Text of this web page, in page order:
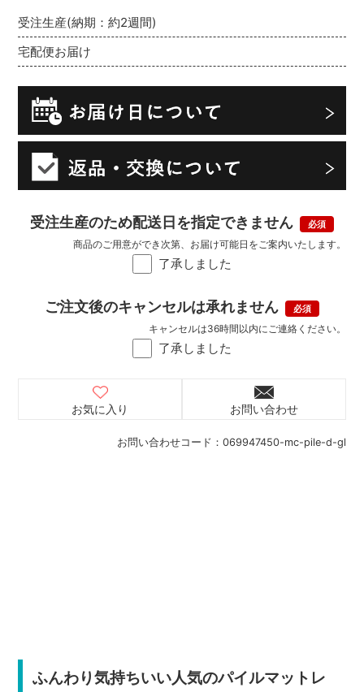
お問い合わせコード： 069947450-mc-pile-d-gl
受注生産(納期：約2週間)
宅配便お届け
受注生産のため配送日を指定できません
了承しました
商品のご用意ができ次第、お届け可能日をご案内いたします。
ご注文後のキャンセルは承れません
了承しました
キャンセルは36時間以内にご連絡ください。
お気に入り お問い合わせ
ふんわり気持ちいい人気のパイルマットレ